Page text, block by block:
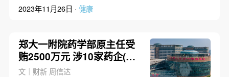
2023年11月26日 · 健康
郑大一附院药学部原主任受
贿2500万元 涉10家药企(含
视频)
文｜财新 周信达